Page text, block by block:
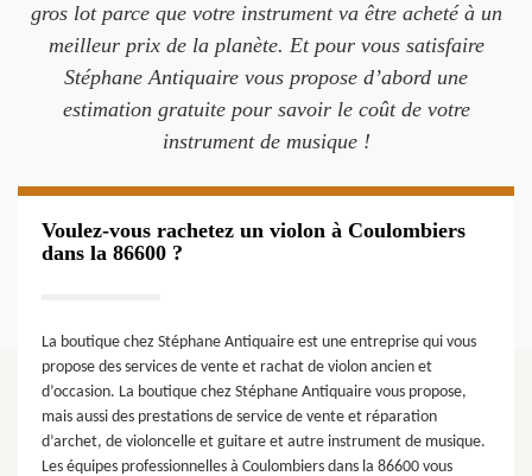
gros lot parce que votre instrument va être acheté à un
meilleur prix de la planète. Et pour vous satisfaire
Stéphane Antiquaire vous propose d’abord une
estimation gratuite pour savoir le coût de votre
instrument de musique !
Voulez-vous rachetez un violon à Coulombiers
dans la 86600 ?
La boutique chez Stéphane Antiquaire est une entreprise qui vous
propose des services de vente et rachat de violon ancien et
d’occasion. La boutique chez Stéphane Antiquaire vous propose,
mais aussi des prestations de service de vente et réparation
d’archet, de violoncelle et guitare et autre instrument de musique.
Les équipes professionnelles à Coulombiers dans la 86600 vous